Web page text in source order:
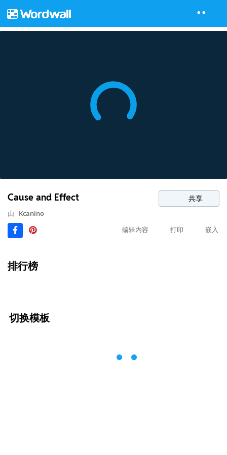
Cause and Effect 共享
由
Kcanino
编辑内容
打印 嵌入
排行榜
切换模板